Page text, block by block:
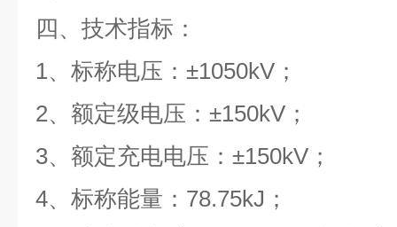
四、技术指标：
1、标称电压：±1050kV；
2、额定级电压：±150kV；
3、额定充电电压：±150kV；
4、标称能量：78.75kJ；